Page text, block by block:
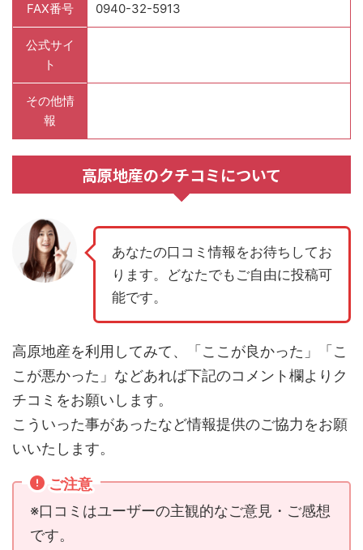
FAX番号 0940-32-5913
公式サイ
ト
その他情
報
高原地産のクチコミについて
あなたの口コミ情報をお待ちしてお
ります。どなたでもご自由に投稿可
能です。
高原地産を利用してみて、「ここが良かった」「こ
こが悪かった」などあれば下記のコメント欄よりク
チコミをお願いします。
こういった事があったなど情報提供のご協力をお願
いいたします。
ご注意
※口コミはユーザーの主観的なご意見・ご感想
です。